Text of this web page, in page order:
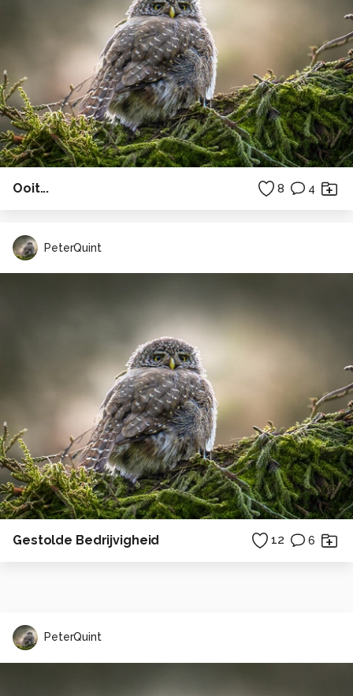
Ooit... 8 4
PeterQuint
Gestolde Bedrijvigheid 12 6
PeterQuint